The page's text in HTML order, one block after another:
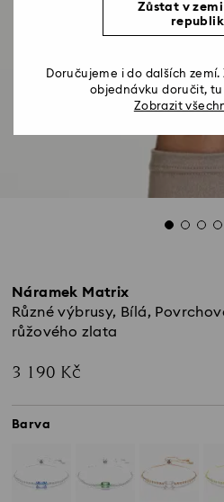
Náramek Matrix
Různé výbrusy, Bílá,
růžového zlata
3 190 Kč
Barva
Zůstat v zemi
Doručujeme i do dalších
objednávku doručit,
Zobrazit